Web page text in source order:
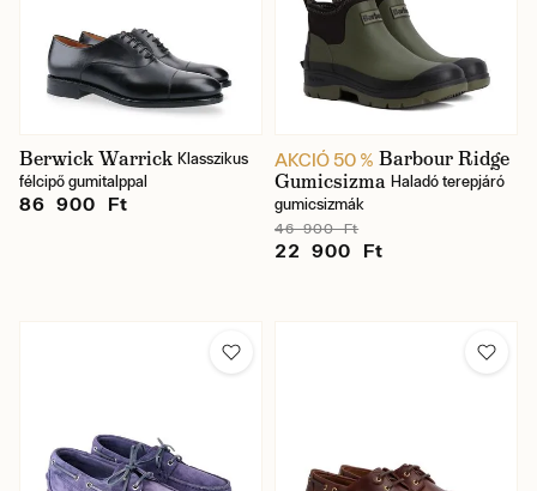
Cipő méret
Felépítés
Berwick Warrick Klasszikus
félcipő gumitalppal
86 900 Ft
AKCIÓ 50 % Barbour Ridge
Gumicsizma Haladó terepjáró
gumicsizmák
46 900 Ft
22 900 Ft